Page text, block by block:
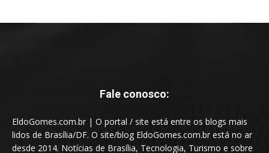
Fale conosco:
EldoGomes.com.br | O portal / site está entre os blogs mais
lidos de Brasília/DF. O site/blog EldoGomes.com.br está no ar
desde 2014. Notícias de Brasília, Tecnologia, Turismo e sobre